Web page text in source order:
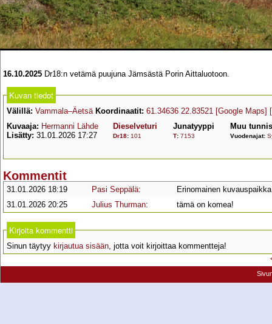
16.10.2025 Dr18:n vetämä puujuna Jämsästä Porin Aittaluotoon.
Kuvan tiedot
Välillä: Vammala–Äetsä Koordinaatit: 61.34636 22.83521 [Google Maps]
Kuvaaja: Hermanni Lähde
Lisätty: 31.01.2026 17:27
Dieselveturi
Dr18: 101
Junatyyppi
T: 7153
Muu
Vuodenajat:
Kommentit
31.01.2026 18:19 Pasi Seppälä:
Erinomainen
31.01.2026 20:25
Julius Thurman: tämä on komea!
Kirjoita kommentti
Sinun täytyy kirjautua sisään, jotta voit kirjoittaa kommentteja!